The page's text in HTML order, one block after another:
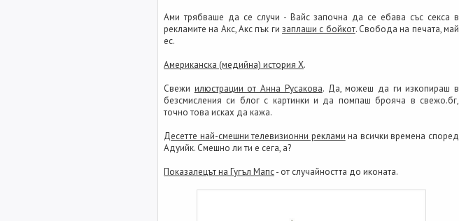
Ами трябваше да се случи - Вайс започна да се ебава със секса в
рекламите на Акс, Акс пък ги заплаши с бойкот. Свобода на печата, май
ес.
Американска (медийна) история X.
Свежи илюстрации от Анна Русакова. Да, можеш да ги изкопираш в
безсмисления си блог с картинки и да помпаш брояча в свежо.бг,
точно това исках да кажа.
Десетте най-смешни телевизионни реклами на всички времена според
Адуийк. Смешно ли ти е сега, а?
Показалецът на Гугъл Мапс- от случайността до иконата.